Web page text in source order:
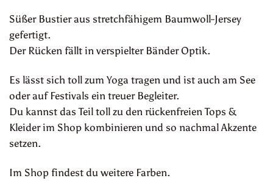
Süßer Bustier aus stretchfähigem Baumwoll-Jersey
gefertigt.
Der Rücken fällt in verspielter Bänder Optik.
Es lässt sich toll zum Yoga tragen und ist auch am See
oder auf Festivals ein treuer Begleiter.
Du kannst das Teil toll zu den rückenfreien Tops &
Kleider im Shop kombinieren und so nachmal Akzente
setzen.
Im Shop findest du weitere Farben.